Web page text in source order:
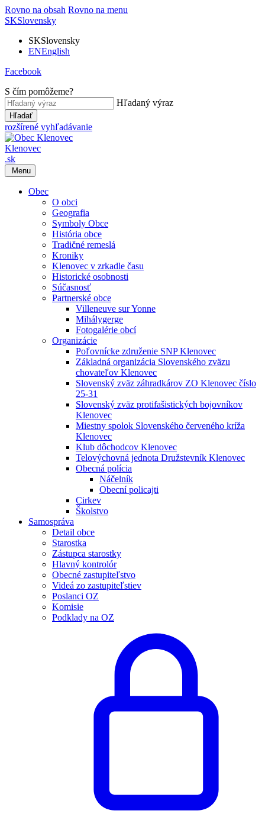
Rovno na obsah Rovno na menu
SKSlovensky
SKSlovensky
ENEnglish
Facebook
S čím pomôžeme?
Hľadaný výraz
Hľadať
rozšírené vyhľadávanie
Klenovec
.sk
Menu
Obec
O obci
Geografia
Symboly Obce
História obce
Tradičné remeslá
Kroniky
Klenovec v zrkadle času
Historické osobnosti
Súčasnosť
Partnerské obce
Villeneuve sur Yonne
Mihálygerge
Fotogalérie obcí
Organizácie
Poľovnícke združenie SNP Klenovec
Základná organizácia Slovenského zväzu
chovateľov Klenovec
Slovenský zväz záhradkárov ZO Klenovec číslo
25-31
Slovenský zväz protifašistických bojovníkov
Klenovec
Miestny spolok Slovenského červeného kríža
Klenovec
Klub dôchodcov Klenovec
Telovýchovná jednota Družstevník Klenovec
Obecná polícia
Náčelník
Obecní policajti
Cirkev
Školstvo
Samospráva
Detail obce
Starostka
Zástupca starostky
Hlavný kontrolór
Obecné zastupiteľstvo
Videá zo zastupiteľstiev
Poslanci OZ
Komisie
Podklady na OZ